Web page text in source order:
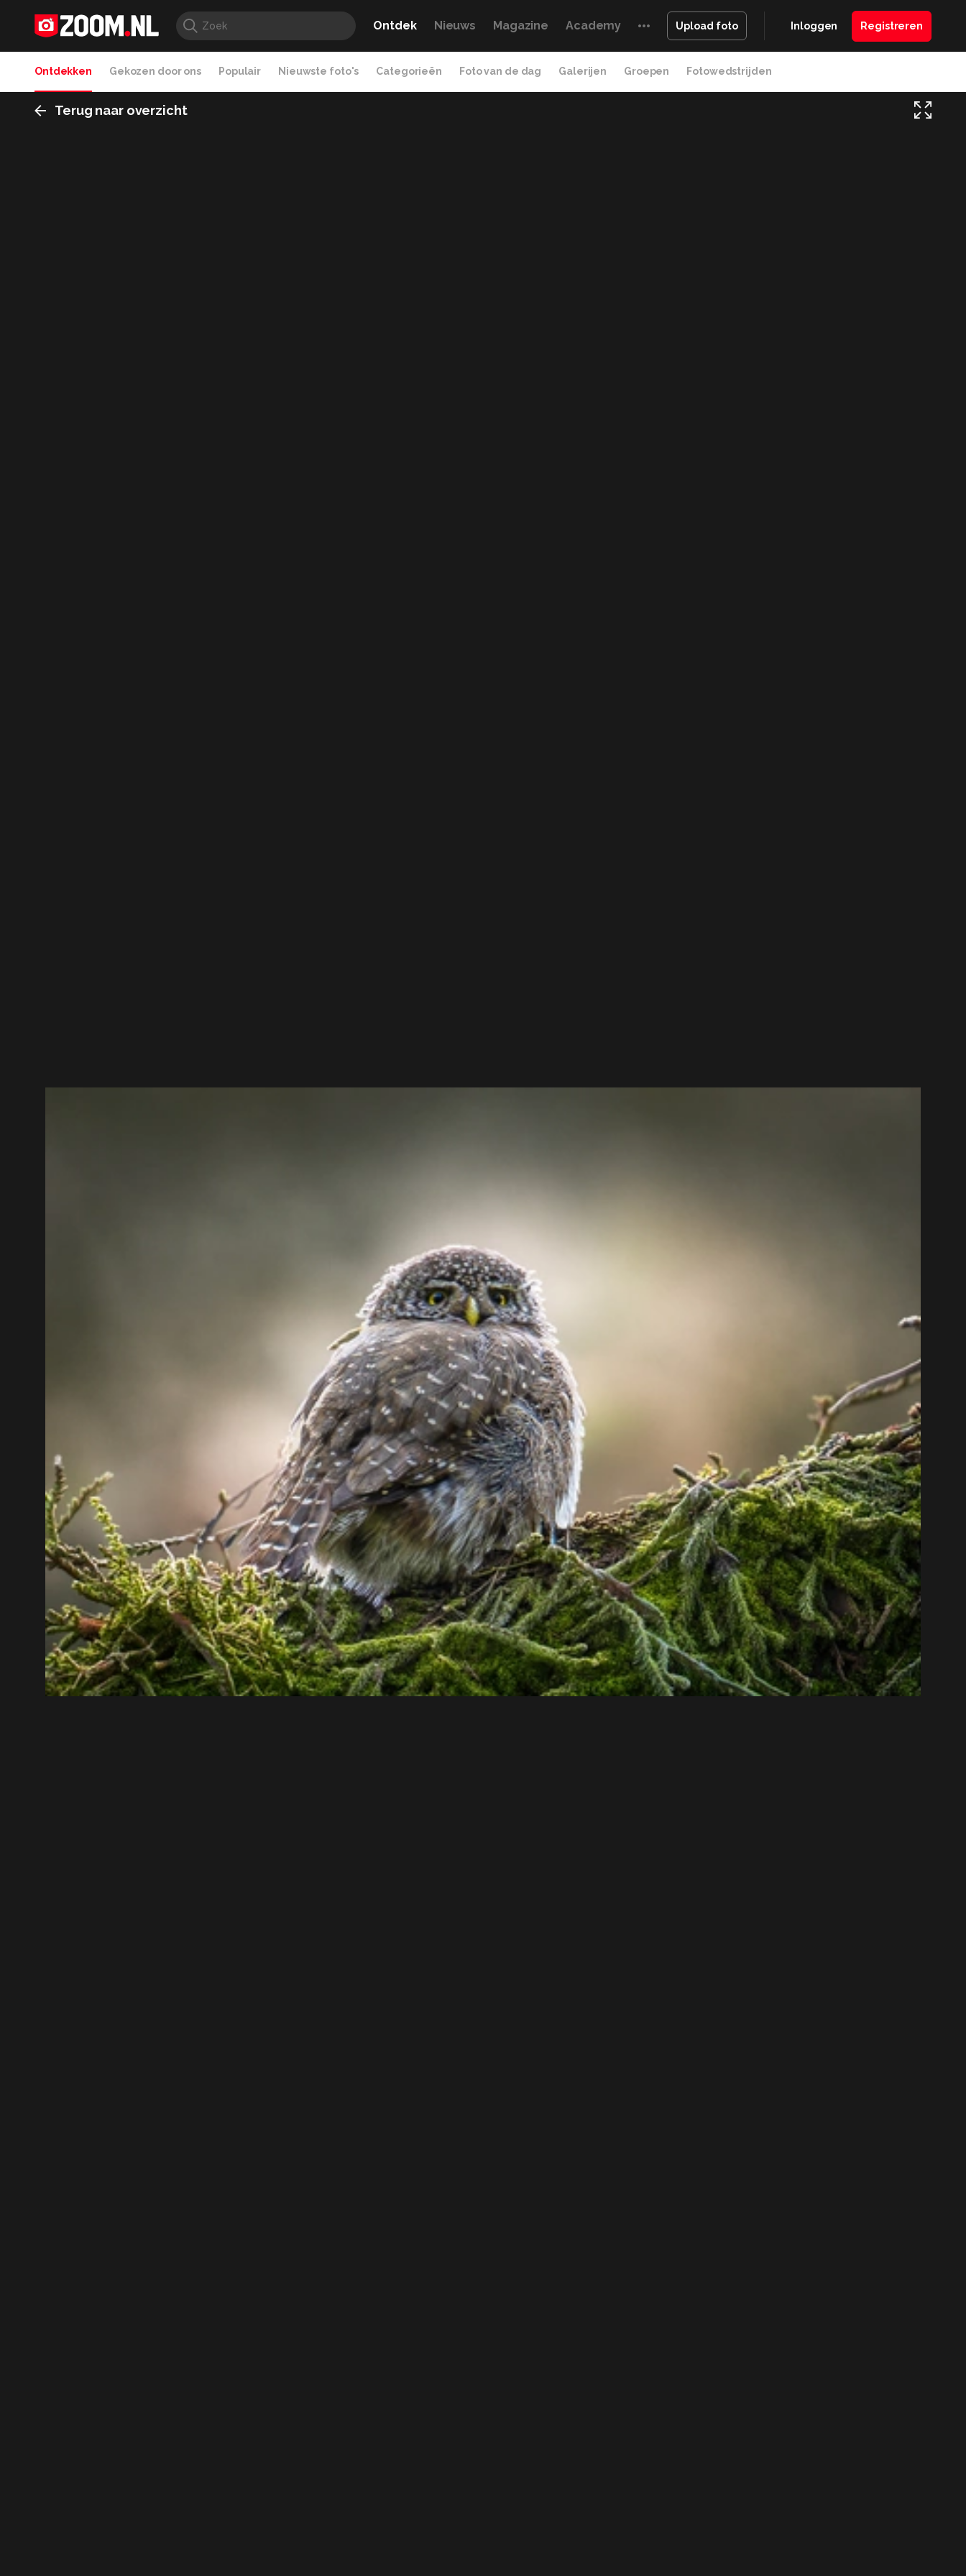
Ontdek Nieuws Magazine Academy Upload foto Inloggen Registreren
Ontdekken Gekozen door ons Populair Nieuwste foto's Categorieën Foto van de dag Galerijen Groepen Fotowedstrijden
Terug naar overzicht